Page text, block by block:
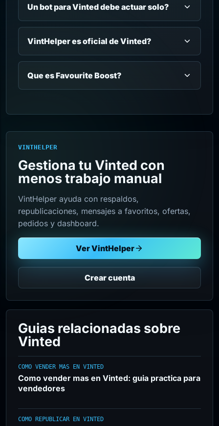
Un bot para Vinted debe actuar solo?
VintHelper es oficial de Vinted?
Que es Favourite Boost?
VINTHELPER
Gestiona tu Vinted con
menos trabajo manual
VintHelper ayuda con respaldos,
republicaciones, mensajes a favoritos, ofertas,
pedidos y dashboard.
Ver VintHelper
Crear cuenta
Guias relacionadas sobre
Vinted
COMO VENDER MAS EN VINTED
Como vender mas en Vinted: guia practica para
vendedores
COMO REPUBLICAR EN VINTED